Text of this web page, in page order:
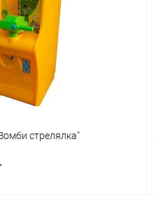
Сравнение
В наличии
стрелялка"